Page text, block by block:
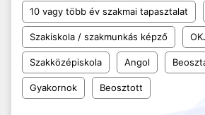
10 vagy több év szakmai tapasztalat
Szakiskola / szakmunkás képző
Szakközépiskola Angol
Gyakornok Beosztott